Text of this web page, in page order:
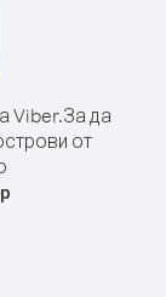
Viber.За да
от